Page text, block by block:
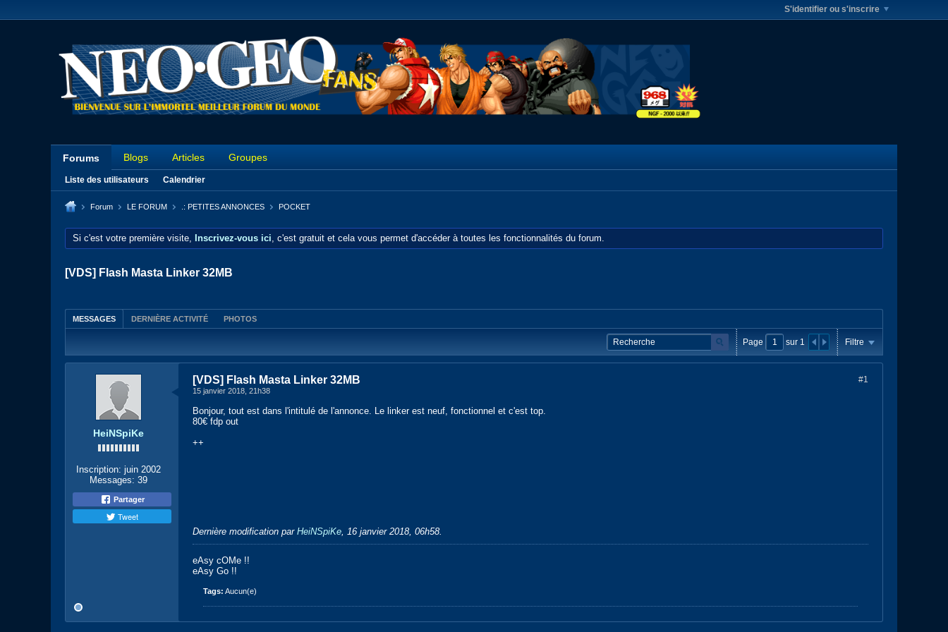
S'identifier ou s'inscrire
Forums Blogs Articles Groupes
Liste des utilisateurs Calendrier
Forum LE FORUM .: PETITES ANNONCES POCKET
Si c'est votre première visite, Inscrivez-vous ici, c'est gratuit et cela vous permet d'accéder à toutes les fonctionnalités du forum.
[VDS] Flash Masta Linker 32MB
MESSAGES DERNIÈRE ACTIVITÉ PHOTOS
Page sur 1 Filtre
HeiNSpiKe
Inscription: juin 2002
Messages: 39
Partager
Tweet
#1
[VDS] Flash Masta Linker 32MB
15 janvier 2018, 21h38
Bonjour, tout est dans l'intitulé de l'annonce. Le linker est neuf, fonctionnel et c'est top.
80€ fdp out
++
Dernière modification par HeiNSpiKe, 16 janvier 2018, 06h58.
eAsy cOMe !!
eAsy Go !!
Tags: Aucun(e)